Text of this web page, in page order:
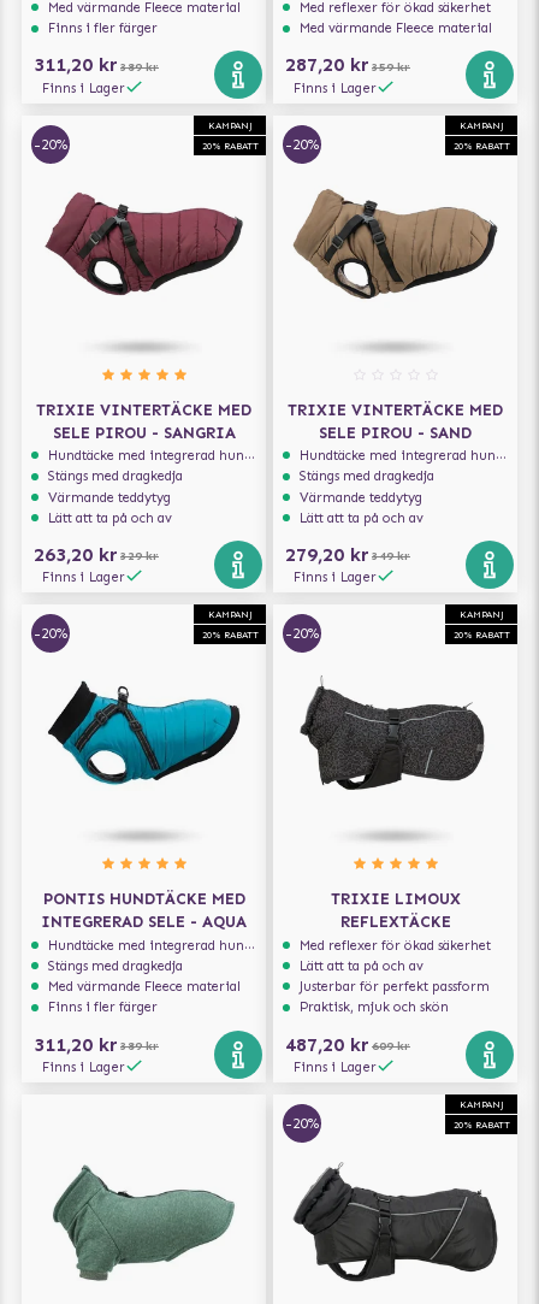
Med värmande Fleece material
Finns i fler färger
311,20 kr 389 kr
Finns i Lager
Med reflexer för ökad säkerhet
Med värmande Fleece material
287,20 kr 359 kr
Finns i Lager
KAMPANJ
20% RABATT
-20%
TRIXIE VINTERTÄCKE MED
SELE PIROU - SANGRIA
Hundtäcke med integrerad hundsele
Stängs med dragkedja
Värmande teddytyg
Lätt att ta på och av
263,20 kr 329 kr
Finns i Lager
KAMPANJ
20% RABATT
-20%
TRIXIE VINTERTÄCKE MED
SELE PIROU - SAND
Hundtäcke med integrerad hundsele
Stängs med dragkedja
Värmande teddytyg
Lätt att ta på och av
279,20 kr 349 kr
Finns i Lager
KAMPANJ
20% RABATT
-20%
PONTIS HUNDTÄCKE MED
INTEGRERAD SELE - AQUA
Hundtäcke med integrerad hundsele
Stängs med dragkedja
Med värmande Fleece material
Finns i fler färger
311,20 kr 389 kr
Finns i Lager
KAMPANJ
20% RABATT
-20%
TRIXIE LIMOUX
REFLEXTÄCKE
Med reflexer för ökad säkerhet
Lätt att ta på och av
Justerbar för perfekt passform
Praktisk, mjuk och skön
487,20 kr 609 kr
Finns i Lager
KAMPANJ
20% RABATT
-20%